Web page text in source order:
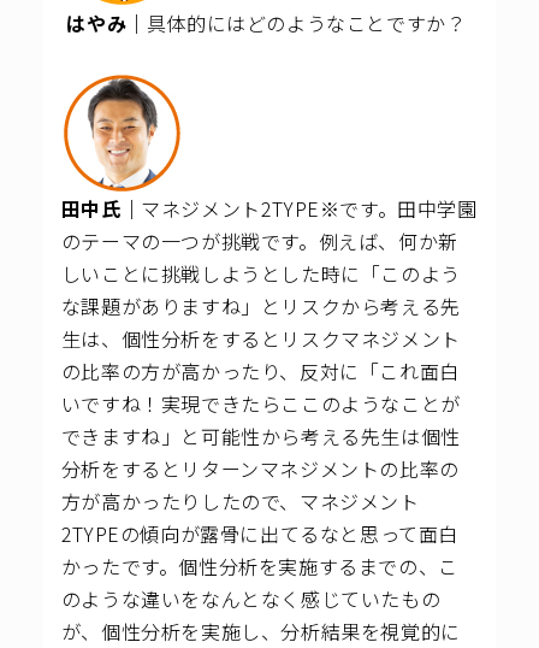
はやみ｜ 具体的にはどのようなことですか？
田中氏｜ マネジメント2TYPE※です。 田中学園
のテーマの一つが挑戦です。例えば、何か新
しいことに挑戦しようとした時に「このよう
な課題がありますね」とリスクから考える先
生は、個性分析をするとリスクマネジメント
の比率の方が高かったり、反対に「これ面白
いですね！実現できたらここのようなことが
できますね」と可能性から考える先生は個性
分析をするとリターンマネジメントの比率の
方が高かったりしたので、マネジメント
2TYPEの傾向が露骨に出てるなと思って面白
かったです。個性分析を実施するまでの、こ
のような違いをなんとなく感じていたもの
が、個性分析を実施し、分析結果を視覚的に